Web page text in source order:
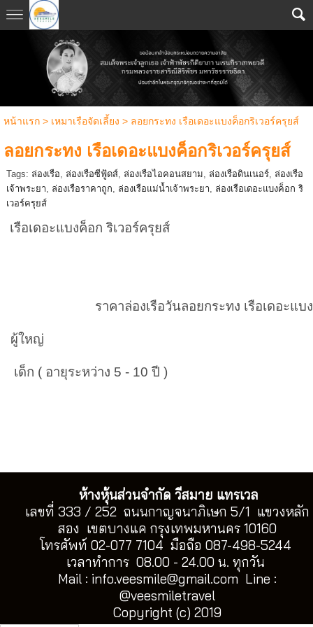
หน้าแรก> เหมาเรือจัดเลี้ยง > ลอยกระทง เรือเดอะแบงค็อกริเวอร์ครุยส์
ลอยกระทง เรือเดอะแบงค็อกริเวอร์ครุยส์
Tags: ล่องเรือ, ล่องเรือซีฟู้ดส์, ล่องเรือไอคอนสยาม, ล่องเรือดินเนอร์, ล่องเรือ
เจ้าพระยา, ล่องเรือราคาถูก, ล่องเรือแม่น้ำเจ้าพระยา, ล่องเรือเดอะแบงค็อก ริ
เวอร์ครุยส์
เรือเดอะแบงค็อก ริเวอร์ครุยส์
ราคาล่องเรือวันลอยกระทง เรือเดอะแ
ผู้ใหญ่
เด็ก ( อายุระหว่าง 5 - 10 ปี )
ห้างหุ้นส่วนจำกัด วีสมาย แทรเวล
เลขที่ 333 / 252 ถนนกาญจนาภิเษก 5/1 แขวงหลัก
สอง เขตบางแค กรุงเทพมหานคร 10160
โทรศัพท์ 02-077 7104 มือถือ 087-498-5244
เวลาทำการ 08.00 - 24.00 น. ทุกวัน
Mail : info.veesmile@gmail.com Line :
@veesmiletravel
Copyright (c) 2019